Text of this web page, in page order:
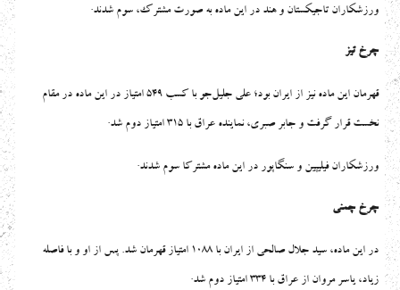
ورزشکاران تاجیکستان و هند در این ماده به صورت مشترک، سوم شدند.
چرخ تیز
قهرمان این ماده نیز از ایران بود؛ علی جلیل‌جو با کسب ۵۴۹ امتیاز در این ماده در مقام
نخست قرار گرفت و جابر صبری، نماینده عراق با ۳۱۵ امتیاز دوم شد .
ورزشکاران فیلیپین و سنگاپور در این ماده مشترکا سوم شدند.
چرخ چمنی
در این ماده، سید جلال صالحی از ایران با ۱۰۸۸ امتیاز قهرمان شد. پس از او و با فاصله
زیاد، یاسر مروان از عراق با ۳۳۴ امتیاز دوم شد .